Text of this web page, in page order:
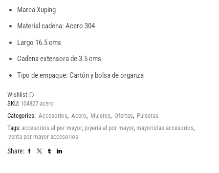
Marca Xuping
Material cadena: Acero 304
Largo 16.5 cms
Cadena extensora de 3.5 cms
Tipo de empaque: Cartón y bolsa de organza
Wishlist
SKU: 104827 acero
Categories: Accesorios, Acero, Mujeres, Ofertas, Pulseras
Tags: accesorios al por mayor, joyeria al por mayor, mayoristas accesorios,
venta por mayor accesorios
Share: